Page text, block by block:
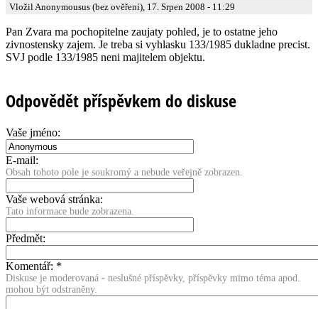
Vložil Anonymousus (bez ověření), 17. Srpen 2008 - 11:29
Pan Zvara ma pochopitelne zaujaty pohled, je to ostatne jeho
zivnostensky zajem. Je treba si vyhlasku 133/1985 dukladne precist.
SVJ podle 133/1985 neni majitelem objektu.
Odpovědět příspěvkem do diskuse
Vaše jméno:
E-mail:
Obsah tohoto pole je soukromý a nebude veřejně zobrazen.
Vaše webová stránka:
Tato informace bude zobrazena.
Předmět:
Komentář: *
Diskuse je moderovaná - neslušné příspěvky, příspěvky mimo téma apod.
mohou být odstraněny.